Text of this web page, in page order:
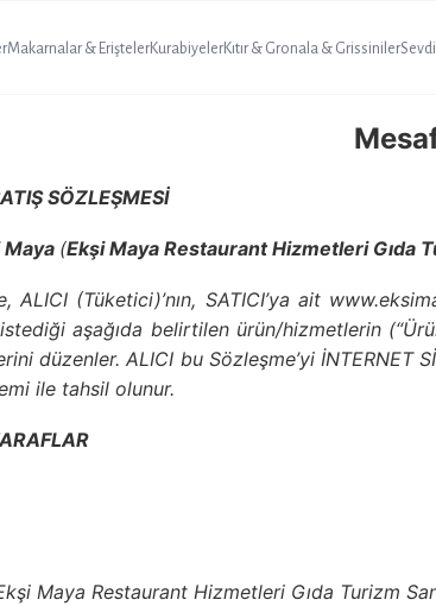
Makarnalar & EriştelerKurabiyelerKıtır & Gronala & Grissiniler
SÖZLEŞMESİ
Maya (Ekşi Maya Restaurant Hizmetleri Gıda
ALICI (Tüketici)’nın, SATICI’ya ait
aşağıda belirtilen ürün/hizmetlerin
düzenler. ALICI bu Sözleşme’yi İNTERNET
ile tahsil olunur.
Maya Restaurant Hizmetleri Gıda Turizm